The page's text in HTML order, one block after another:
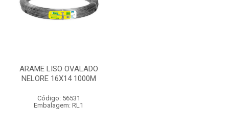
ARAME LISO OVALADO
NELORE 16X14 1000M
Código: 56531
Embalagem: RL1